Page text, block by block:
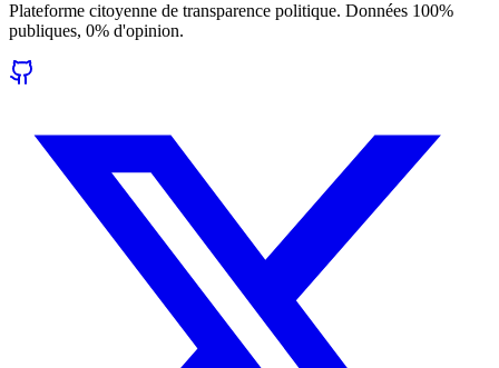
Plateforme citoyenne de transparence politique. Données 100%
publiques, 0% d'opinion.